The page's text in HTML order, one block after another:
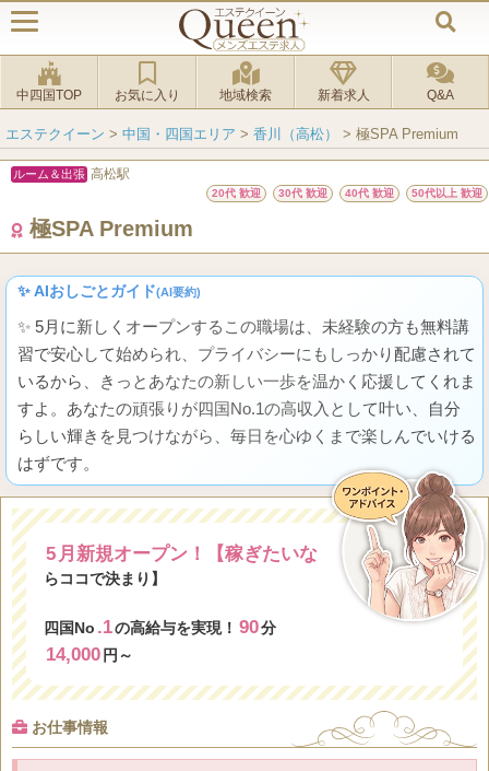
中四国TOP お気に入り 地域検索 新着求人 Q&A
エステクイーン > 中国・四国エリア > 香川（高松） > 極SPA Premium
ルーム＆出張 高松駅
20代 歓迎 30代 歓迎 40代 歓迎 50代以上 歓迎
極SPA Premium
✨ AIおしごとガイド(AI要約)
✨ 5月に新しくオープンするこの職場は、未経験の方も無料講
習で安心して始められ、プライバシーにもしっかり配慮されて
いるから、きっとあなたの新しい一歩を温かく応援してくれま
すよ。あなたの頑張りが四国No.1の高収入として叶い、自分
らしい輝きを見つけながら、毎日を心ゆくまで楽しんでいける
はずです。
5 月新規オープン！【稼ぎたいな
らココで決まり】
四国No .1の高給与を実現！ 90分
14,000 円～
お仕事情報